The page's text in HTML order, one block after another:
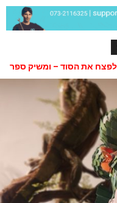
את הסוד – ומשיק ספר